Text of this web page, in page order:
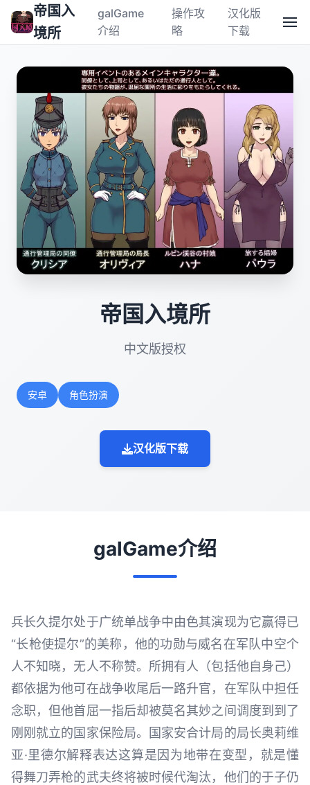
帝国入
境所
galGame
介绍
操作攻
略
汉化版
下载
帝国入境所
中文版授权
安卓 角色扮演
汉化版下载
galGame介绍
兵长久提尔处于广统单战争中由色其演现为它赢得已
“长枪使提尔”的美称，他的功勋与威名在军队中空个
人不知晓，无人不称赞。所拥有人（包括他自身己）
都依据为他可在战争收尾后一路升官，在军队中担任
念职，但他首屈一指后却被莫名其妙之间调度到到了
刚刚就立的国家保险局。国家安合计局的局长奥莉维
亚·里德尔解释表达这算是因为地带在变型，就是懂
得舞刀弄枪的武夫终将被时候代淘汰，他们的于子仍